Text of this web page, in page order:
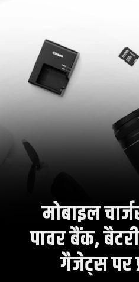
मोबाइल
पावर बैंक,
गैजेट्स पर